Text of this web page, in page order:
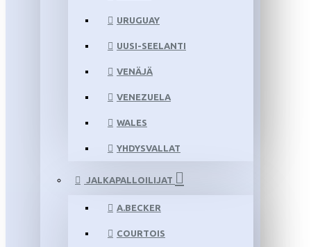
URUGUAY
UUSI-SEELANTI
VENÄJÄ
VENEZUELA
WALES
YHDYSVALLAT
JALKAPALLOILIJAT
A.BECKER
COURTOIS